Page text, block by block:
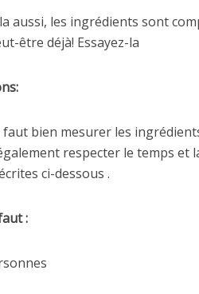
aussi, les ingrédients sont
être déjà! Essayez-la
bien mesurer les
respecter le temps et
ci-dessous .
: